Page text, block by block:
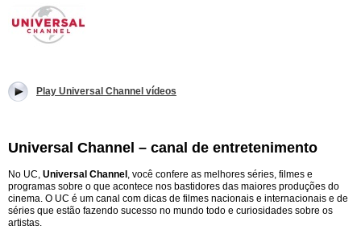
Play Universal Channel vídeos
Universal Channel – canal de entretenimento
No UC, Universal Channel , você confere as melhores séries, filmes e
programas sobre o que acontece nos bastidores das maiores produções do
cinema. O UC é um canal com dicas de filmes nacionais e internacionais e de
séries que estão fazendo sucesso no mundo todo e curiosidades sobre os
artistas.